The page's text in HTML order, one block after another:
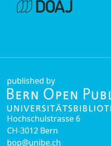
published by
Hochschulstrasse 6
CH-3012 Bern
bop@unibe.ch